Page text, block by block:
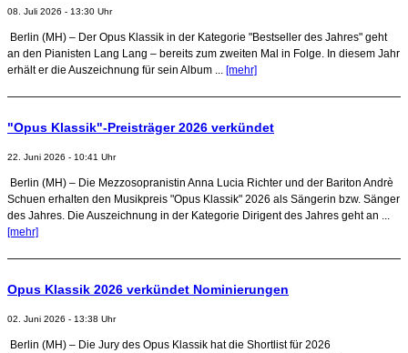
08. Juli 2026 - 13:30 Uhr
Berlin (MH) – Der Opus Klassik in der Kategorie "Bestseller des Jahres" geht
an den Pianisten Lang Lang – bereits zum zweiten Mal in Folge. In diesem Jahr
erhält er die Auszeichnung für sein Album ... [mehr]
"Opus Klassik"-Preisträger 2026 verkündet
22. Juni 2026 - 10:41 Uhr
Berlin (MH) – Die Mezzosopranistin Anna Lucia Richter und der Bariton Andrè
Schuen erhalten den Musikpreis "Opus Klassik" 2026 als Sängerin bzw. Sänger
des Jahres. Die Auszeichnung in der Kategorie Dirigent des Jahres geht an ...
[mehr]
Opus Klassik 2026 verkündet Nominierungen
02. Juni 2026 - 13:38 Uhr
Berlin (MH) – Die Jury des Opus Klassik hat die Shortlist für 2026